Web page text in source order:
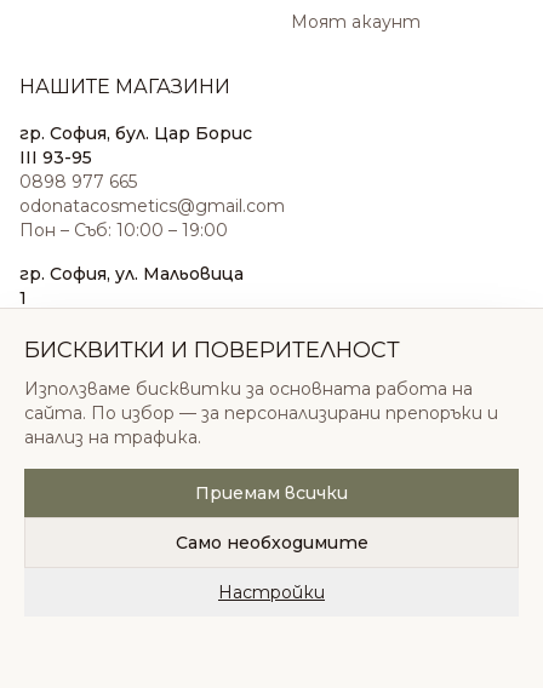
Моят акаунт
НАШИТЕ МАГАЗИНИ
гр. София, бул. Цар Борис
III 93-95
0898 977 665
odonatacosmetics@gmail.com
Пон – Съб: 10:00 – 19:00
гр. София, ул. Мальовица
1
sales@odonatacosmetics.com
Нед: 11:00 – 18:00
© 2026 Одоната Козметикс ООД. Всички права
запазени.
Политика за поверителностОбщи условия
БИСКВИТКИ И ПОВЕРИТЕЛНОСТ
Използваме бисквитки за основната работа на
сайта. По избор — за персонализирани препоръки и
анализ на трафика.
Приемам всички
Само необходимите
Настройки